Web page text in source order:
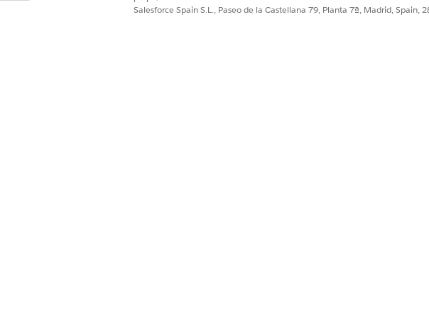
dirigidas a una presentación, o evite que los representantes agreguen cuentas que no
Salesforce Spain S.L., Paseo de la Castellana 79, Planta 7ª, Madrid, Spain,